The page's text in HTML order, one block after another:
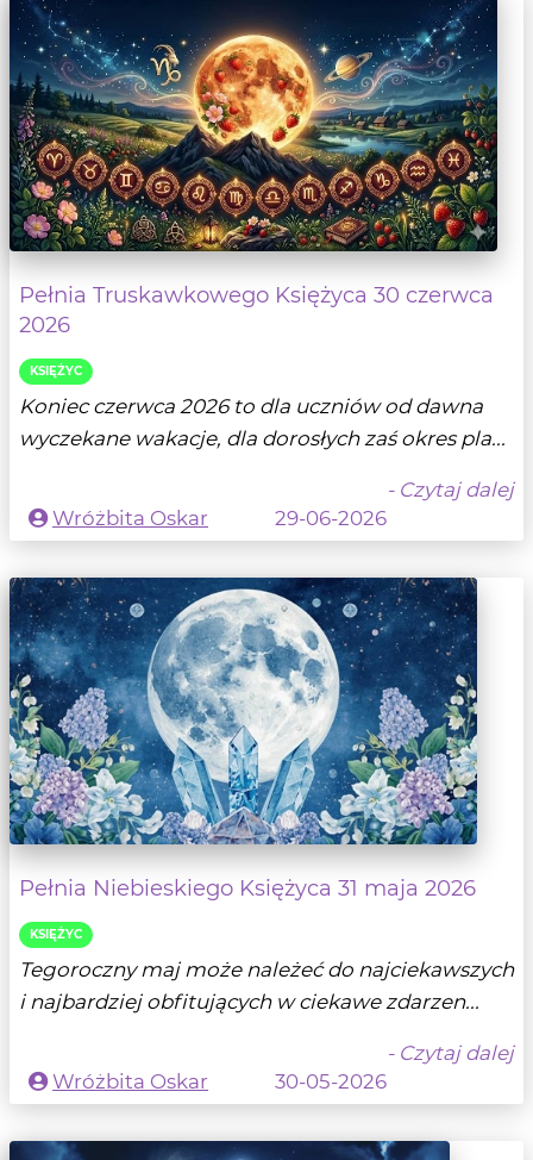
Pełnia Truskawkowego Księżyca 30 czerwca
2026
KSIĘŻYC
Koniec czerwca 2026 to dla uczniów od dawna
wyczekane wakacje, dla dorosłych zaś okres pla...
- Czytaj dalej
Wróżbita Oskar
29-06-2026
Pełnia Niebieskiego Księżyca 31 maja 2026
KSIĘŻYC
Tegoroczny maj może należeć do najciekawszych
i najbardziej obfitujących w ciekawe zdarzen...
- Czytaj dalej
Wróżbita Oskar
30-05-2026